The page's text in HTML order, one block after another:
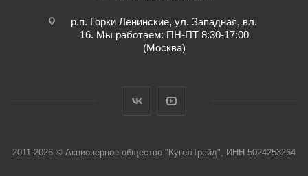
р.п. Горки Ленинские, ул. Западная, вл.
16. Мы работаем: ПН-ПТ 8:30-17:00
(Москва)
2011-2026 © Акционерное общество "КугелТрейд", ИНН 5024253264